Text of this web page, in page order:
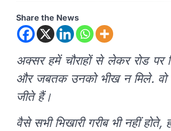
Share the News
अक्सर हमें चौराहों से लेकर रोड
और जबतक उनको भीख न मिले. वो
जीते हैं।
वैसे सभी भिखारी गरीब भी नहीं